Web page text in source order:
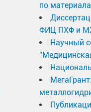
по
ФИЦ ПХФ и
Научный